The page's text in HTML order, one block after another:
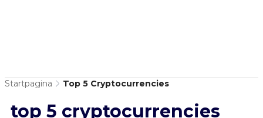
Startpagina Top 5 Cryptocurrencies
top 5 cryptocurrencies